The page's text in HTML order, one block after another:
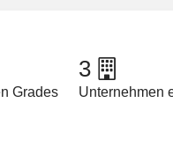
Grades
3
Unternehmen